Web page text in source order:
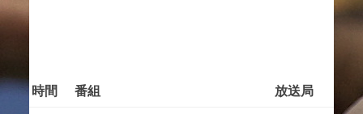
時間 番組 放送局